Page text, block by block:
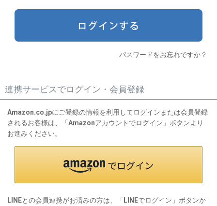
パスワードをお忘れですか？
連携サービスでログイン・会員登録
Amazon.co.jpにご登録の情報を利用してログインまたは会員登録
されるお客様は、「Amazonアカウントでログイン」ボタンより
お進みください。
LINEとの会員連携がお済みの方は、「LINEでログイン」ボタンか